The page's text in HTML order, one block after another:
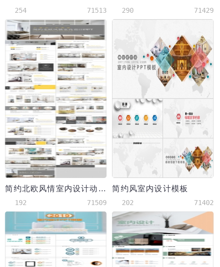
254 71513 290 71429
简约北欧风情室内设计动态模板
192 71509
简约风室内设计模板
202 71402